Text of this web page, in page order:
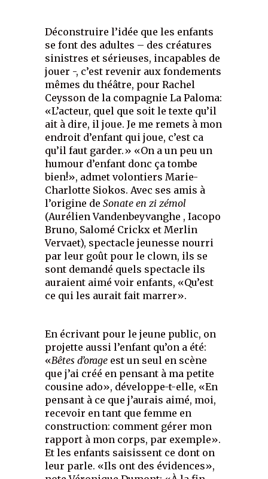
Déconstruire l’idée que les enfants
se font des adultes – des créatures
sinistres et sérieuses, incapables de
jouer -, c’est revenir aux fondements
mêmes du théâtre, pour Rachel
Ceysson de la compagnie La Paloma:
«L’acteur, quel que soit le texte qu’il
ait à dire, il joue. Je me remets à mon
endroit d’enfant qui joue, c’est ca
qu’il faut garder.» «On a un peu un
humour d’enfant donc ça tombe
bien!», admet volontiers Marie-
Charlotte Siokos. Avec ses amis à
l’origine deSonate en zi zémol
(Aurélien Vandenbeyvanghe , Iacopo
Bruno, Salomé Crickx et Merlin
Vervaet), spectacle jeunesse nourri
par leur goût pour le clown, ils se
sont demandé quels spectacle ils
auraient aimé voir enfants, «Qu’est
ce qui les aurait fait marrer».
En écrivant pour le jeune public, on
projette aussi l’enfant qu’on a été:
«Bêtes d’orage est un seul en scène
que j’ai créé en pensant à ma petite
cousine ado», développe-t-elle, «En
pensant à ce que j’aurais aimé, moi,
recevoir en tant que femme en
construction: comment gérer mon
rapport à mon corps, par exemple».
Et les enfants saisissent ce dont on
leur parle. «Ils ont des évidences»,